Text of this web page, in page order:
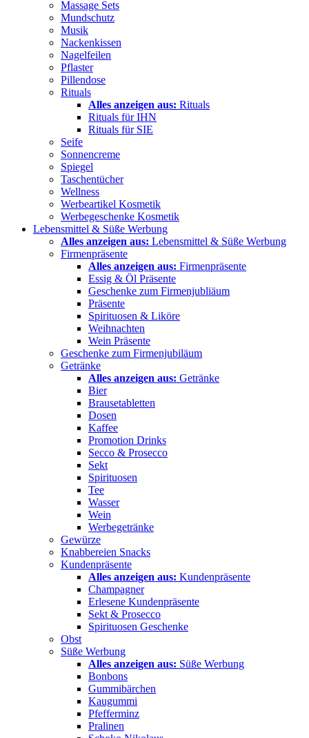
Massage Sets
Mundschutz
Musik
Nackenkissen
Nagelfeilen
Pflaster
Pillendose
Rituals
Alles anzeigen aus: Rituals
Rituals für IHN
Rituals für SIE
Seife
Sonnencreme
Spiegel
Taschentücher
Wellness
Werbeartikel Kosmetik
Werbegeschenke Kosmetik
Lebensmittel & Süße Werbung
Alles anzeigen aus: Lebensmittel & Süße Werbung
Firmenpräsente
Alles anzeigen aus: Firmenpräsente
Essig & Öl Präsente
Geschenke zum Firmenjubliäum
Präsente
Spirituosen & Liköre
Weihnachten
Wein Präsente
Geschenke zum Firmenjubiläum
Getränke
Alles anzeigen aus: Getränke
Bier
Brausetabletten
Dosen
Kaffee
Promotion Drinks
Secco & Prosecco
Sekt
Spirituosen
Tee
Wasser
Wein
Werbegetränke
Gewürze
Knabbereien Snacks
Kundenpräsente
Alles anzeigen aus: Kundenpräsente
Champagner
Erlesene Kundenpräsente
Sekt & Prosecco
Spirituosen Geschenke
Obst
Süße Werbung
Alles anzeigen aus: Süße Werbung
Bonbons
Gummibärchen
Kaugummi
Pfefferminz
Pralinen